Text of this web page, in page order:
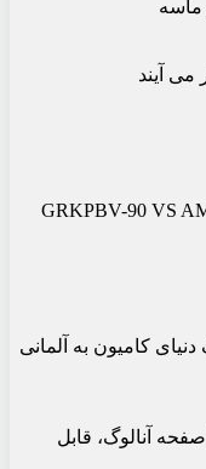
ماسه
می آیند
کامیون به آلمانی
های هیبریدی سال 2021 / با صفحه آنالوگ، قابل